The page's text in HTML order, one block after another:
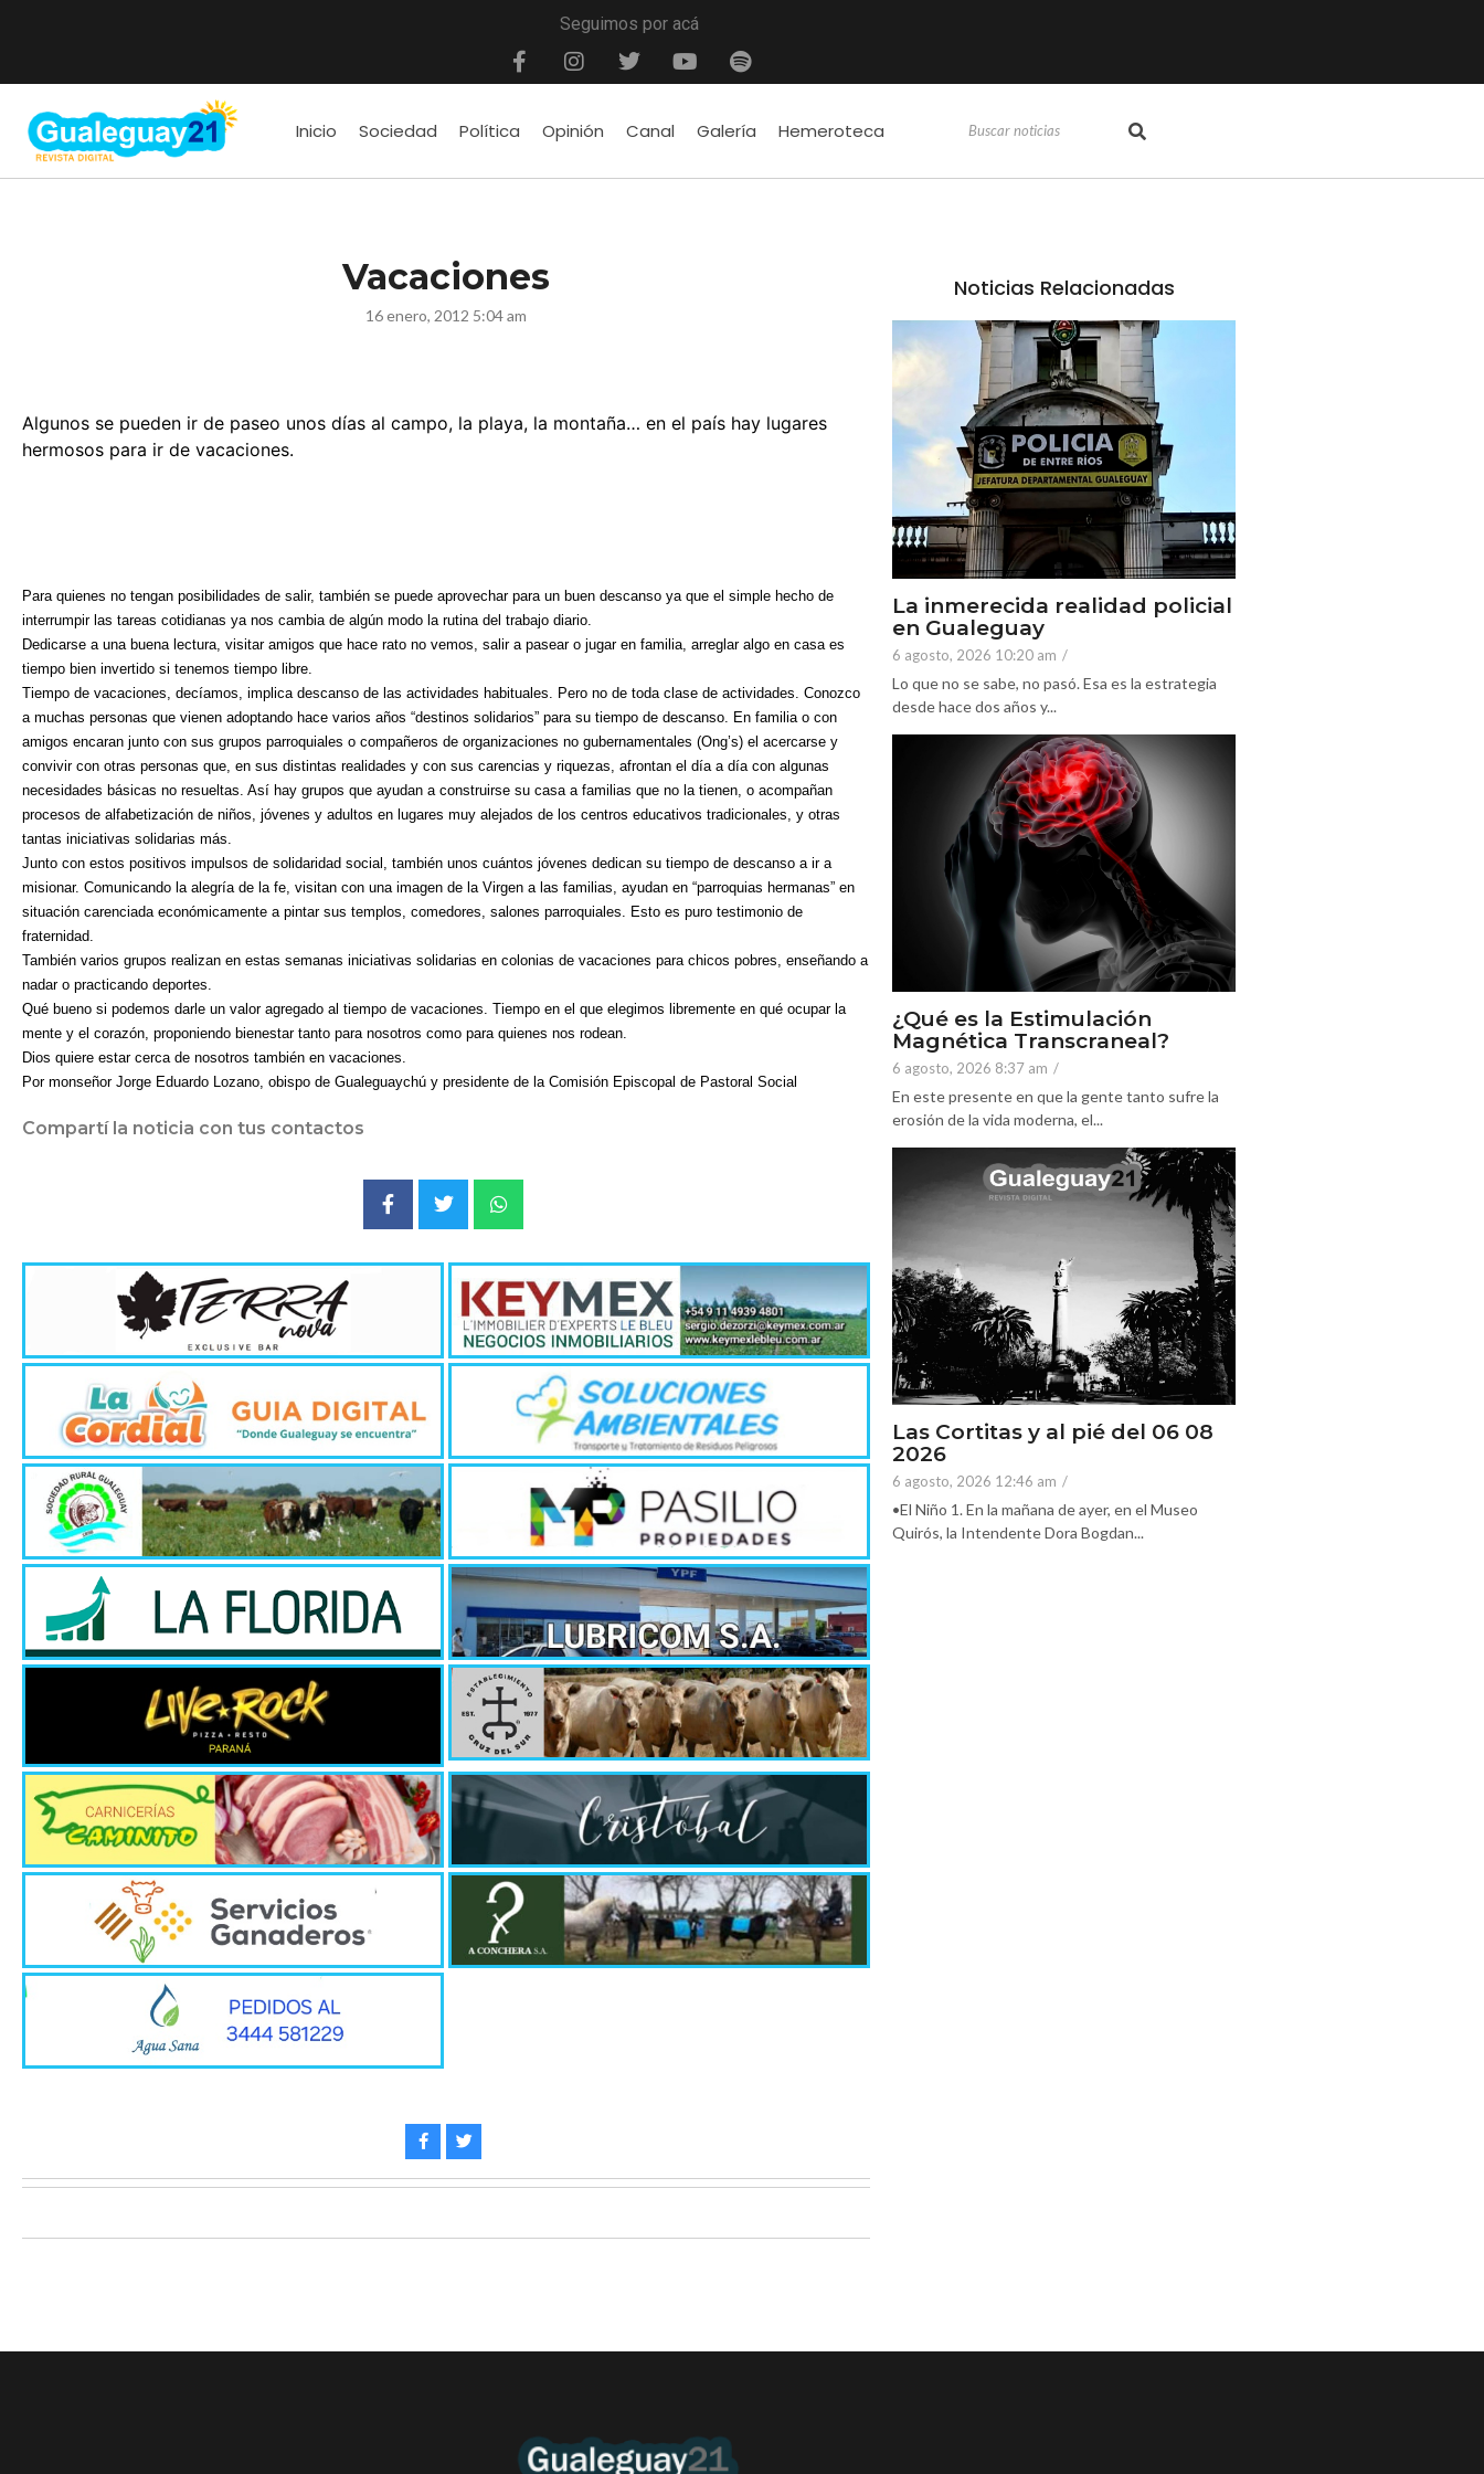
Seguimos por acá
Inicio Sociedad Política Opinión Canal Galería Hemeroteca
Vacaciones
16 enero, 2012 5:04 am
Algunos se pueden ir de paseo unos días al campo, la playa, la montaña… en el país hay lugares
hermosos para ir de vacaciones.
Para quienes no tengan posibilidades de salir, también se puede aprovechar para un buen descanso ya que el simple hecho de
interrumpir las tareas cotidianas ya nos cambia de algún modo la rutina del trabajo diario.
Dedicarse a una buena lectura, visitar amigos que hace rato no vemos, salir a pasear o jugar en familia, arreglar algo en casa es
tiempo bien invertido si tenemos tiempo libre.
Tiempo de vacaciones, decíamos, implica descanso de las actividades habituales. Pero no de toda clase de actividades. Conozco
a muchas personas que vienen adoptando hace varios años “destinos solidarios” para su tiempo de descanso. En familia o con
amigos encaran junto con sus grupos parroquiales o compañeros de organizaciones no gubernamentales (Ong’s) el acercarse y
convivir con otras personas que, en sus distintas realidades y con sus carencias y riquezas, afrontan el día a día con algunas
necesidades básicas no resueltas. Así hay grupos que ayudan a construirse su casa a familias que no la tienen, o acompañan
procesos de alfabetización de niños, jóvenes y adultos en lugares muy alejados de los centros educativos tradicionales, y otras
tantas iniciativas solidarias más.
Junto con estos positivos impulsos de solidaridad social, también unos cuántos jóvenes dedican su tiempo de descanso a ir a
misionar. Comunicando la alegría de la fe, visitan con una imagen de la Virgen a las familias, ayudan en “parroquias hermanas” en
situación carenciada económicamente a pintar sus templos, comedores, salones parroquiales. Esto es puro testimonio de
fraternidad.
También varios grupos realizan en estas semanas iniciativas solidarias en colonias de vacaciones para chicos pobres, enseñando a
nadar o practicando deportes.
Qué bueno si podemos darle un valor agregado al tiempo de vacaciones. Tiempo en el que elegimos libremente en qué ocupar la
mente y el corazón, proponiendo bienestar tanto para nosotros como para quienes nos rodean.
Dios quiere estar cerca de nosotros también en vacaciones.
Por monseñor Jorge Eduardo Lozano, obispo de Gualeguaychú y presidente de la Comisión Episcopal de Pastoral Social
Compartí la noticia con tus contactos
Noticias Relacionadas
La inmerecida realidad policial
en Gualeguay
6 agosto, 2026 10:20 am /
Lo que no se sabe, no pasó. Esa es la estrategia
desde hace dos años y...
¿Qué es la Estimulación
Magnética Transcraneal?
6 agosto, 2026 8:37 am /
En este presente en que la gente tanto sufre la
erosión de la vida moderna, el...
Las Cortitas y al pié del 06 08
2026
6 agosto, 2026 12:46 am /
•El Niño 1. En la mañana de ayer, en el Museo
Quirós, la Intendente Dora Bogdan...